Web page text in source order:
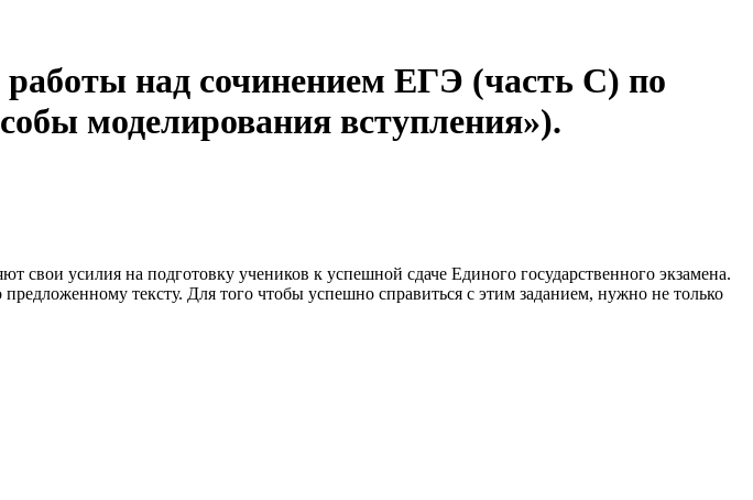
над сочинением ЕГЭ (часть С) по
моделирования вступления»).
свои усилия на подготовку учеников к успешной сдаче Единого государственного экзамена.
тексту. Для того чтобы успешно справиться с этим заданием, нужно не только